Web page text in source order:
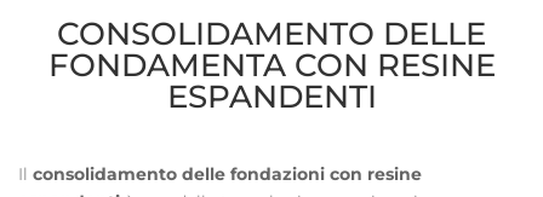
CONSOLIDAMENTO DELLE
FONDAMENTA CON RESINE
ESPANDENTI
Il consolidamento delle fondazioni con resine